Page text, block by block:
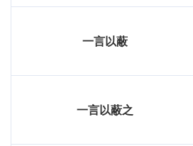
一言以蔽
一言以蔽之